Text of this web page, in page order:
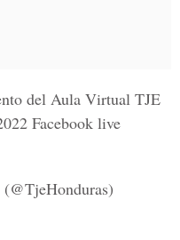
del Aula Virtual TJE
Facebook live